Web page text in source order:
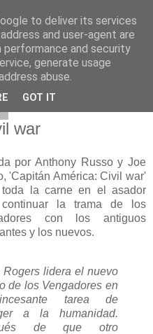
war
por Anthony Russo y Joe
'Capitán América: Civil war'
toda la carne en el asador
la trama de los
con los antiguos
y los nuevos.
Rogers lidera el nuevo
de los Vengadores en
tarea de
a la humanidad.
de que otro
to deliver its services
and user-agent are
performance and security
generate usage
abuse.
GOT IT